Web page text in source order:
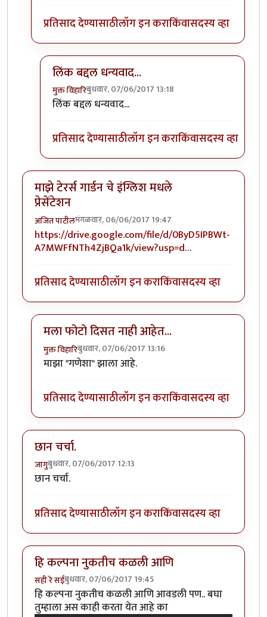
प्रतिसाद देण्यासाठीलॉग इन कराकिंवासदस्य व्हा
लिंक बद्दल धन्यवाद...
मुक्त विहारिबुधवार, 07/06/2017 13:18
In reply toचला पुन्हा निसर्गाकडे
लिंक बद्दल धन्यवाद...
प्रतिसाद देण्यासाठीलॉग इन कराकिंवासदस्य व्हा
माझे टेरर्स गार्डन चे इंग्लिश मधले
प्रेसेंटेशन
अजित पाटीलमंगळवार, 06/06/2017 19:47
https://drive.google.com/file/d/0ByD5IPBWt-
A7MWFfNTh4ZjBQa1k/view?usp=d…
प्रतिसाद देण्यासाठीलॉग इन कराकिंवासदस्य व्हा
मला फोटो दिसत नाही आहेत...
मुक्त विहारिबुधवार, 07/06/2017 13:16
In reply toमाझे टेरर्स गार्डन चे इंग्लिश मधले प्रेसेंटेशन
माझा "गणेशा" झाला आहे.
प्रतिसाद देण्यासाठीलॉग इन कराकिंवासदस्य व्हा
छान चर्चा.
जागुबुधवार, 07/06/2017 12:13
छान चर्चा.
प्रतिसाद देण्यासाठीलॉग इन कराकिंवासदस्य व्हा
हि कल्पना नुकतीच कळली आणि
सही रे सईबुधवार, 07/06/2017 19:45
हि कल्पना नुकतीच कळली आणि आवडली पण.. बघा
तुम्हाला अस काही करता येत आहे का